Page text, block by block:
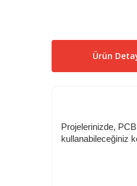
Ürün
Projelerinizde,
kullanabileceğiniz